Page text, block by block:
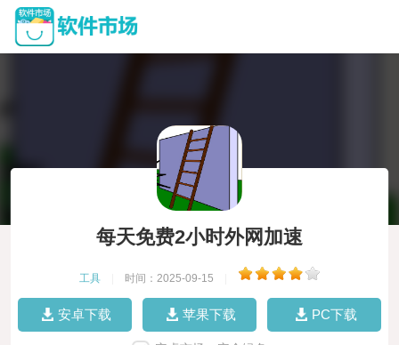
每天免费2小时外网加速
工具 时间：2025-09-15
安卓下载 苹果下载 PC下载